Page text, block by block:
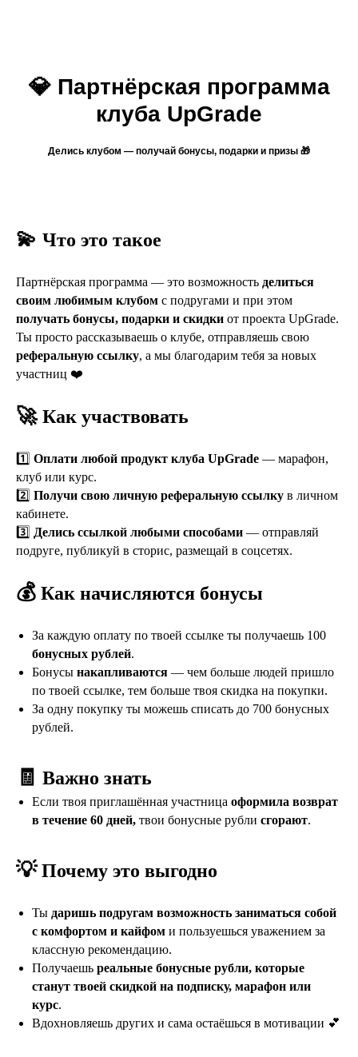
💎 Партнёрская программа
клуба UpGrade
Делись клубом — получай бонусы, подарки и призы 🎁
💫 Что это такое
Партнёрская программа — это возможность делиться
своим любимым клубом с подругами и при этом
получать бонусы, подарки и скидки от проекта UpGrade.
Ты просто рассказываешь о клубе, отправляешь свою
реферальную ссылку, а мы благодарим тебя за новых
участниц ❤️
🚀 Как участвовать
1️⃣ Оплати любой продукт клуба UpGrade — марафон,
клуб или курс.
2️⃣ Получи свою личную реферальную ссылку в личном
кабинете.
3️⃣ Делись ссылкой любыми способами — отправляй
подруге, публикуй в сторис, размещай в соцсетях.
💰 Как начисляются бонусы
За каждую оплату по твоей ссылке ты получаешь 100
бонусных рублей.
Бонусы накапливаются — чем больше людей пришло
по твоей ссылке, тем больше твоя скидка на покупки.
За одну покупку ты можешь списать до 700 бонусных
рублей.
🧾 Важно знать
Если твоя приглашённая участница оформила возврат
в течение 60 дней, твои бонусные рубли сгорают.
💡Почему это выгодно
Ты даришь подругам возможность заниматься собой
с комфортом и кайфом и пользуешься уважением за
классную рекомендацию.
Получаешь реальные бонусные рубли, которые
станут твоей скидкой на подписку, марафон или
курс.
Вдохновляешь других и сама остаёшься в мотивации 💕